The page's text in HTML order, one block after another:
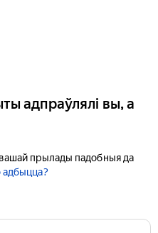
адпраўлялі вы, а
прылады падобныя да
адбыцца?